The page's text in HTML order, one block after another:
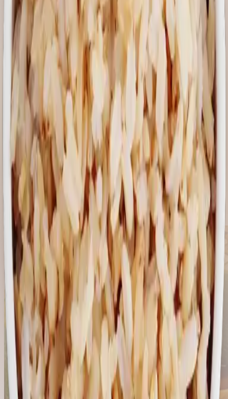
Sodio
3,0mg
1,5mg
Niacina o Vit. B3
4,3 mg EN
12% *
Vit. B6
0,5mg
Fósforo
359mg
Magnesio
16% *
*% en relación a la Dosis Diaria Recomendada.
Porciones por envase: 20
Porción: 1⁄4 Taza (50 g)
Recetas con este producto
Descubre deliciosas recetas donde puedes usar este producto